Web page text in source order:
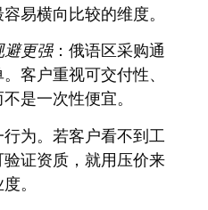
易横向比较的维度。
避更强：俄语区采购通
客户重视可交付性、
是一次性便宜。
为。若客户看不到工
证资质，就用压价来
。